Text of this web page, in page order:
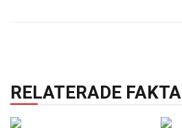
RELATERADE FAKTA